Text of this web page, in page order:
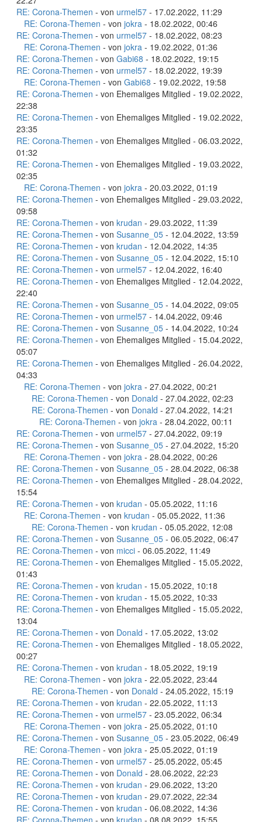
RE: Corona-Themen - von urmel57 - 17.02.2022, 11:29
RE: Corona-Themen - von jokra - 18.02.2022, 00:46
RE: Corona-Themen - von urmel57 - 18.02.2022, 08:23
RE: Corona-Themen - von jokra - 19.02.2022, 01:36
RE: Corona-Themen - von Gabi68 - 18.02.2022, 19:15
RE: Corona-Themen - von urmel57 - 18.02.2022, 19:39
RE: Corona-Themen - von Gabi68 - 19.02.2022, 19:58
RE: Corona-Themen - von Ehemaliges Mitglied - 19.02.2022,
22:38
RE: Corona-Themen - von Ehemaliges Mitglied - 19.02.2022,
23:35
RE: Corona-Themen - von Ehemaliges Mitglied - 06.03.2022,
01:32
RE: Corona-Themen - von Ehemaliges Mitglied - 19.03.2022,
02:35
RE: Corona-Themen - von jokra - 20.03.2022, 01:19
RE: Corona-Themen - von Ehemaliges Mitglied - 29.03.2022,
09:58
RE: Corona-Themen - von krudan - 29.03.2022, 11:39
RE: Corona-Themen - von Susanne_05 - 12.04.2022, 13:59
RE: Corona-Themen - von krudan - 12.04.2022, 14:35
RE: Corona-Themen - von Susanne_05 - 12.04.2022, 15:10
RE: Corona-Themen - von urmel57 - 12.04.2022, 16:40
RE: Corona-Themen - von Ehemaliges Mitglied - 12.04.2022,
22:40
RE: Corona-Themen - von Susanne_05 - 14.04.2022, 09:05
RE: Corona-Themen - von urmel57 - 14.04.2022, 09:46
RE: Corona-Themen - von Susanne_05 - 14.04.2022, 10:24
RE: Corona-Themen - von Ehemaliges Mitglied - 15.04.2022,
05:07
RE: Corona-Themen - von Ehemaliges Mitglied - 26.04.2022,
04:33
RE: Corona-Themen - von jokra - 27.04.2022, 00:21
RE: Corona-Themen - von Donald - 27.04.2022, 02:23
RE: Corona-Themen - von Donald - 27.04.2022, 14:21
RE: Corona-Themen - von jokra - 28.04.2022, 00:11
RE: Corona-Themen - von urmel57 - 27.04.2022, 09:19
RE: Corona-Themen - von Susanne_05 - 27.04.2022, 15:20
RE: Corona-Themen - von jokra - 28.04.2022, 00:26
RE: Corona-Themen - von Susanne_05 - 28.04.2022, 06:38
RE: Corona-Themen - von Ehemaliges Mitglied - 28.04.2022,
15:54
RE: Corona-Themen - von krudan - 05.05.2022, 11:16
RE: Corona-Themen - von krudan - 05.05.2022, 11:36
RE: Corona-Themen - von krudan - 05.05.2022, 12:08
RE: Corona-Themen - von Susanne_05 - 06.05.2022, 06:47
RE: Corona-Themen - von micci - 06.05.2022, 11:49
RE: Corona-Themen - von Ehemaliges Mitglied - 15.05.2022,
01:43
RE: Corona-Themen - von krudan - 15.05.2022, 10:18
RE: Corona-Themen - von krudan - 15.05.2022, 10:33
RE: Corona-Themen - von Ehemaliges Mitglied - 15.05.2022,
13:04
RE: Corona-Themen - von Donald - 17.05.2022, 13:02
RE: Corona-Themen - von Ehemaliges Mitglied - 18.05.2022,
00:27
RE: Corona-Themen - von krudan - 18.05.2022, 19:19
RE: Corona-Themen - von jokra - 22.05.2022, 23:44
RE: Corona-Themen - von Donald - 24.05.2022, 15:19
RE: Corona-Themen - von krudan - 22.05.2022, 11:13
RE: Corona-Themen - von urmel57 - 23.05.2022, 06:34
RE: Corona-Themen - von jokra - 25.05.2022, 01:10
RE: Corona-Themen - von Susanne_05 - 23.05.2022, 06:49
RE: Corona-Themen - von jokra - 25.05.2022, 01:19
RE: Corona-Themen - von urmel57 - 25.05.2022, 05:45
RE: Corona-Themen - von Donald - 28.06.2022, 22:23
RE: Corona-Themen - von krudan - 29.06.2022, 13:20
RE: Corona-Themen - von krudan - 29.07.2022, 22:34
RE: Corona-Themen - von krudan - 06.08.2022, 14:36